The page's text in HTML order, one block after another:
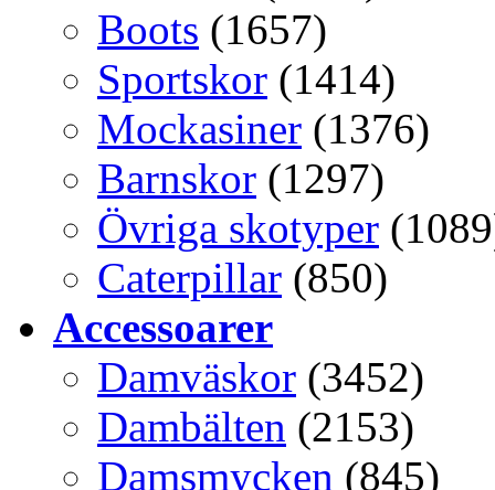
Boots (1657)
Sportskor (1414)
Mockasiner (1376)
Barnskor (1297)
Övriga skotyper
Caterpillar (850)
Accessoarer
Damväskor (3452)
Dambälten (2153)
Damsmycken (845)